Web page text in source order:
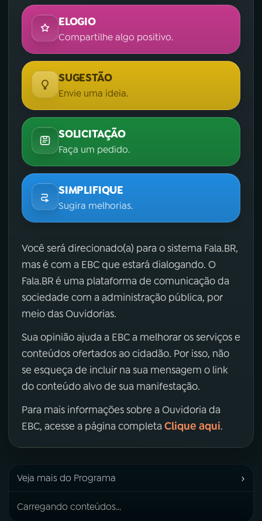
ELOGIO
Compartilhe algo positivo.
SUGESTÃO
Envie uma ideia.
SOLICITAÇÃO
Faça um pedido.
SIMPLIFIQUE
Sugira melhorias.
Você será direcionado(a) para o sistema Fala.BR,
mas é com a EBC que estará dialogando. O
Fala.BR é uma plataforma de comunicação da
sociedade com a administração pública, por
meio das Ouvidorias.
Sua opinião ajuda a EBC a melhorar os serviços e
conteúdos ofertados ao cidadão. Por isso, não
se esqueça de incluir na sua mensagem o link
do conteúdo alvo de sua manifestação.
Para mais informações sobre a Ouvidoria da
EBC, acesse a página completa Clique aqui.
Veja mais do Programa ›
Carregando conteúdos...